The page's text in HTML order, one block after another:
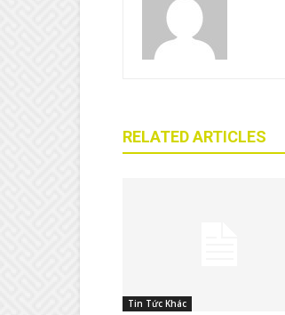
RELATED ARTICLES
Tin Tức Khác